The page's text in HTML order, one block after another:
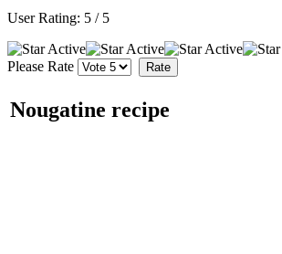
User Rating: 5 / 5
Please Rate
Nougatine recipe